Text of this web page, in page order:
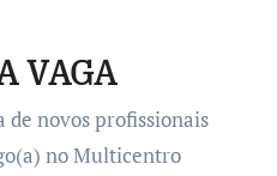
VAGA
no Multicentro